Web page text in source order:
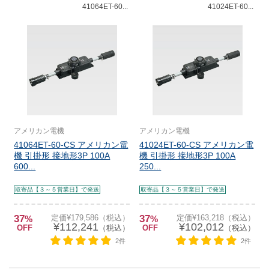
41064ET-60...
アメリカン電機
41064ET-60-CS アメリカン電
機 引掛形 接地形3P 100A
600...
取寄品【３～５営業日】で発送
37%
OFF
定価¥179,586（税込）
¥112,241 （税込）
2件
41024ET-60...
アメリカン電機
41024ET-60-CS アメリカン電
機 引掛形 接地形3P 100A
250...
取寄品【３～５営業日】で発送
37%
OFF
定価¥163,218（税込）
¥102,012 （税込）
2件